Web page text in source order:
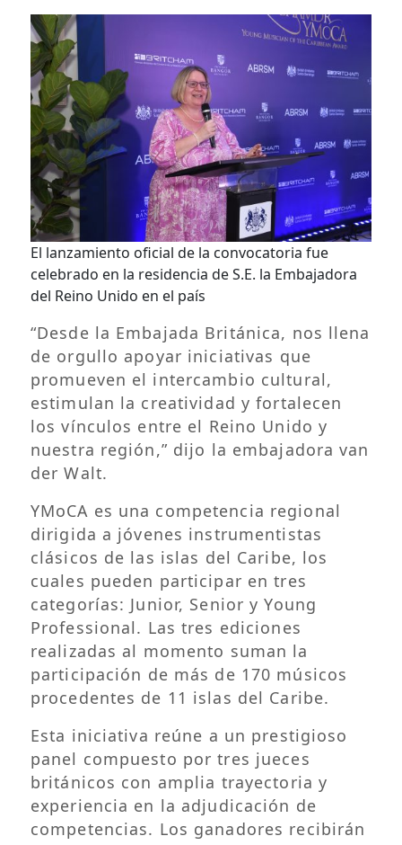
El lanzamiento oficial de la convocatoria fue
celebrado en la residencia de S.E. la Embajadora
del Reino Unido en el país
“Desde la Embajada Británica, nos llena
de orgullo apoyar iniciativas que
promueven el intercambio cultural,
estimulan la creatividad y fortalecen
los vínculos entre el Reino Unido y
nuestra región,” dijo la embajadora van
der Walt.
YMoCA es una competencia regional
dirigida a jóvenes instrumentistas
clásicos de las islas del Caribe, los
cuales pueden participar en tres
categorías: Junior, Senior y Young
Professional. Las tres ediciones
realizadas al momento suman la
participación de más de 170 músicos
procedentes de 11 islas del Caribe.
Esta iniciativa reúne a un prestigioso
panel compuesto por tres jueces
británicos con amplia trayectoria y
experiencia en la adjudicación de
competencias. Los ganadores recibirán